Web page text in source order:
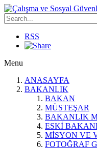
RSS
Menu
ANASAYFA
BAKANLIK
BAKAN
MÜSTEŞAR
BAKANLIK
ESKİ
MİSYON VE
FOTOĞRAF